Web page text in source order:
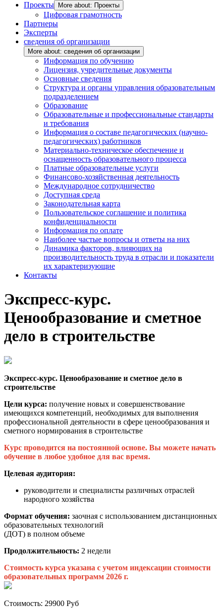
Проекты
More about: Проекты
Цифровая грамотность
Партнеры
Эксперты
сведения об организации
More about: сведения об организации
Информация по обучению
Лицензия, учредительные документы
Основные сведения
Структура и органы управления образовательным
подразделением
Образование
Образовательные и профессиональные стандарты
и требования
Информация о составе педагогических (научно-
педагогических) работников
Материально-техническое обеспечение и
оснащенность образовательного процесса
Платные образовательные услуги
Финансово-хозяйственная деятельность
Международное сотрудничество
Доступная среда
Законодательная карта
Пользовательское соглашение и политика
конфиденциальности
Информация по оплате
Наиболее частые вопросы и ответы на них
Динамика факторов, влияющих на
производительность труда в отрасли и показатели
их характеризующие
Контакты
Экспресс-курс.
Ценообразование и сметное
дело в строительстве
Экспресс-курс. Ценообразование и сметное дело в
строительстве
Цели курса: получение новых и совершенствование
имеющихся компетенций, необходимых для выполнения
профессиональной деятельности в сфере ценообразования и
сметного нормирования в строительстве
Курс проводится на постоянной основе. Вы можете начать
обучение в любое удобное для вас время.
Целевая аудитория:
руководители и специалисты различных отраслей
народного хозяйства
Формат обучения: заочная с использованием дистанционных
образовательных технологий
(ДОТ) в полном объеме
Продолжительность: 2 недели
Стоимость курса указана с учетом индексации стоимости
образовательных программ 2026 г.
Стоимость: 29900 Руб